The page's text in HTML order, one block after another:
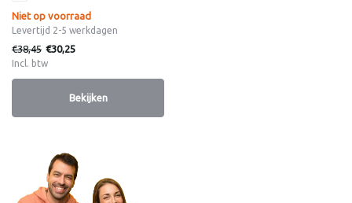
Niet op voorraad
Levertijd 2-5 werkdagen
€38,45 €30,25
Incl. btw
Bekijken